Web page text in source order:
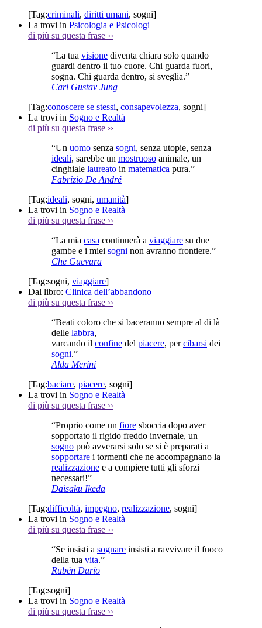
[Tag:criminali, diritti umani, sogni]
La trovi in Psicologia e Psicologi
di più su questa frase ››
“La tua visione diventa chiara solo quando
guardi dentro il tuo cuore. Chi guarda fuori,
sogna. Chi guarda dentro, si sveglia.”
Carl Gustav Jung
[Tag:conoscere se stessi, consapevolezza, sogni]
La trovi in Sogno e Realtà
di più su questa frase ››
“Un uomo senza sogni, senza utopie, senza
ideali, sarebbe un mostruoso animale, un
cinghiale laureato in matematica pura.”
Fabrizio De André
[Tag:ideali, sogni, umanità]
La trovi in Sogno e Realtà
di più su questa frase ››
“La mia casa continuerà a viaggiare su due
gambe e i miei sogni non avranno frontiere.”
Che Guevara
[Tag:sogni, viaggiare]
Dal libro: Clinica dell’abbandono
di più su questa frase ››
“Beati coloro che si baceranno sempre al di là
delle labbra,
varcando il confine del piacere, percibarsi dei
sogni.”
Alda Merini
[Tag:baciare, piacere, sogni]
La trovi in Sogno e Realtà
di più su questa frase ››
“Proprio come un fiore sboccia dopo aver
sopportato il rigido freddo invernale, un
sogno può avverarsi solo se si è preparati a
sopportare i tormenti che ne accompagnano la
realizzazione e a compiere tutti gli sforzi
necessari!”
Daisaku Ikeda
[Tag:difficoltà, impegno, realizzazione, sogni]
La trovi in Sogno e Realtà
di più su questa frase ››
“Se insisti a sognare insisti a ravvivare il fuoco
della tua vita.”
Rubén Darío
[Tag:sogni]
La trovi in Sogno e Realtà
di più su questa frase ››